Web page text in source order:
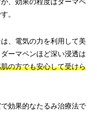
。
、電気の力を利用して美
ーマペンほど深い浸透は
の方でも安心して受けら
効果的なたるみ治療法で